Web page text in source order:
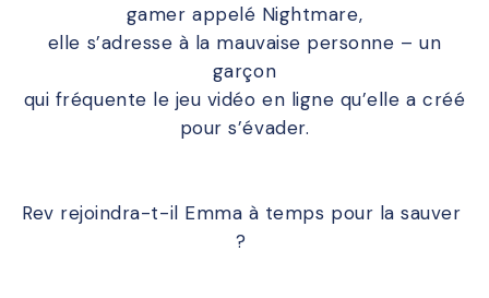
gamer appelé Nightmare,
elle s’adresse à la mauvaise personne – un
garçon
qui fréquente le jeu vidéo en ligne qu’elle a créé
pour s’évader.
Rev rejoindra-t-il Emma à temps pour la sauver
?